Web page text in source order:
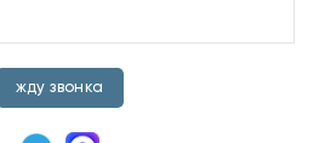
жду звонка